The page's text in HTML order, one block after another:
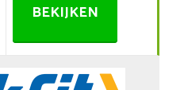
BEKIJKEN